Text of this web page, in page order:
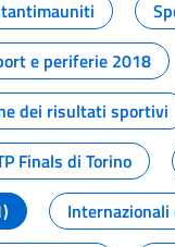
e periferie 2018
dei risultati sportivi
Finals di Torino